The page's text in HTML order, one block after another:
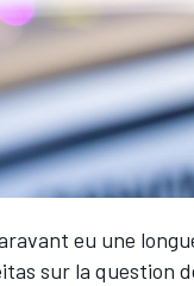
eu une
sur la question